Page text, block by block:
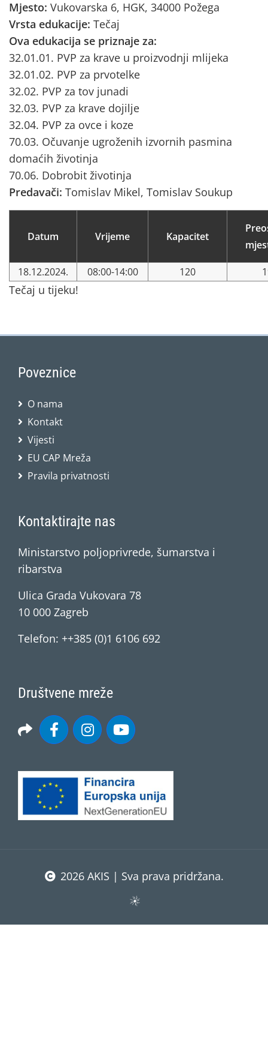
Mjesto: Vukovarska 6, HGK, 34000 Požega
Vrsta edukacije: Tečaj
Ova edukacija se priznaje za:
32.01.01. PVP za krave u proizvodnji mlijeka
32.01.02. PVP za prvotelke
32.02. PVP za tov junadi
32.03. PVP za krave dojilje
32.04. PVP za ovce i koze
70.03. Očuvanje ugroženih izvornih pasmina
domaćih životinja
70.06. Dobrobit životinja
Predavači: Tomislav Mikel, Tomislav Soukup
Datum Vrijeme Kapacitet
18.12.2024. 08:00-14:00 120
Tečaj u tijeku!
Poveznice
O nama
Kontakt
Vijesti
EU CAP Mreža
Pravila privatnosti
Kontaktirajte nas
Ministarstvo poljoprivrede, šumarstva i
ribarstva
Ulica Grada Vukovara 78
10 000 Zagreb
Telefon: ++385 (0)1 6106 692
Društvene mreže
2026 AKIS | Sva prava pridržana.